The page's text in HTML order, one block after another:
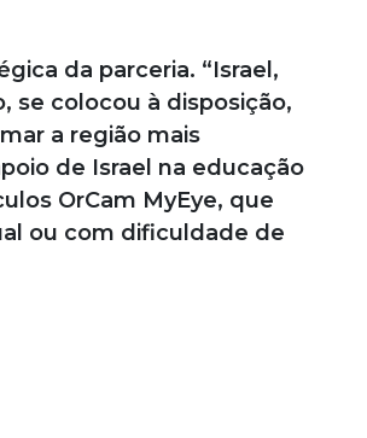
da parceria. “Israel,
colocou à disposição,
a região mais
de Israel na educação
OrCam MyEye, que
ou com dificuldade de